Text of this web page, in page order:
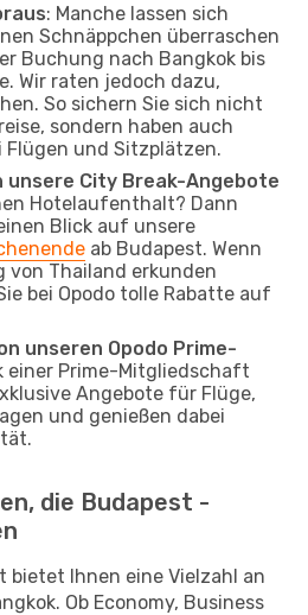
: Manche lassen sich
Schnäppchen überraschen
Buchung nach Bangkok bis
Wir raten jedoch dazu,
So sichern Sie sich nicht
sondern haben auch
Flügen und Sitzplätzen.
unsere City Break-Angebote
Hotelaufenthalt? Dann
Blick auf unsere
ab Budapest. Wenn
von Thailand erkunden
bei Opodo tolle Rabatte auf
unseren Opodo Prime-
einer Prime-Mitgliedschaft
Angebote für Flüge,
und genießen dabei
die Budapest -
Ihnen eine Vielzahl an
Ob Economy, Business